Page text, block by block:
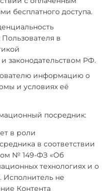
бесплатного доступа.
в
законодательством РФ.
информацию о
и условиях её
посредник:
в роли
в соответствии
№ 149-ФЗ «Об
технологиях и о
не
Контента